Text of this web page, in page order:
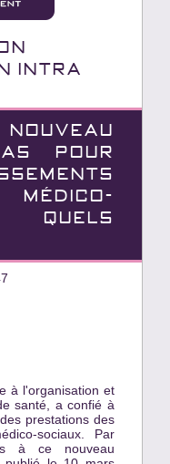
INTRA
POUR
à l'organisation et
santé, a confié à
prestations des
sociaux. Par
à ce nouveau